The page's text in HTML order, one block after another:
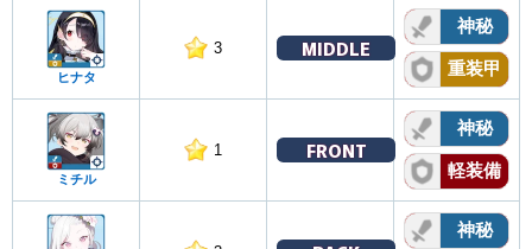
ヒナタ
3 MIDDLE
神秘
重装甲
ミチル
1 FRONT
神秘
軽装備
神秘